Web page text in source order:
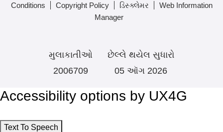
Conditions
Copyright Policy ડિસ્ક્લેમર
Web Information
Manager
મુલાકાતીઓ
2006709
છેલ્લે થયેલ સુધારો
05 ઑગ 2026
Accessibility options by UX4G
Text To Speech